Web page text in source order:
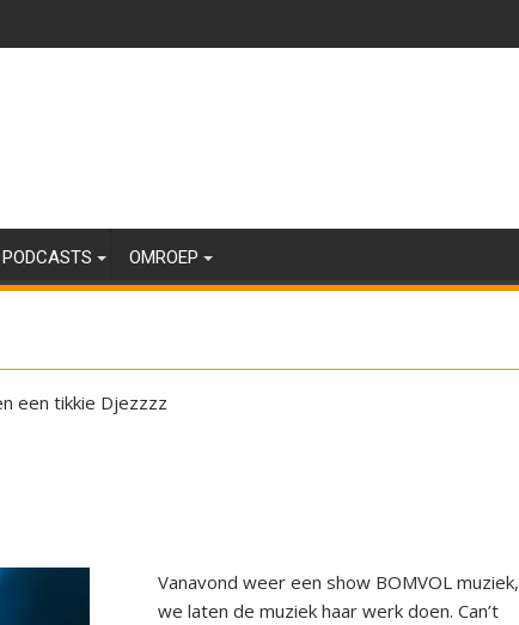
PODCASTS OMROEP
een tikkie Djezzzz
Vanavond weer een show BOMVOL muziek,
we laten de muziek haar werk doen. Can’t